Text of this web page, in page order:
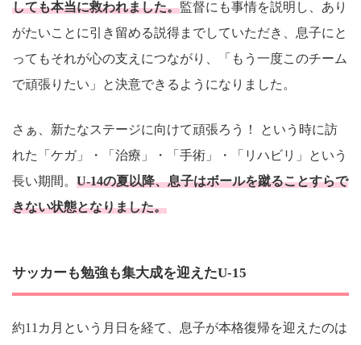
しても本当に救われました。監督にも事情を説明し、あり
がたいことに引き留める説得までしていただき、息子にと
ってもそれが心の支えにつながり、「もう一度このチーム
で頑張りたい」と決意できるようになりました。
さぁ、新たなステージに向けて頑張ろう！ という時に訪
れた「ケガ」・「治療」・「手術」・「リハビリ」という
長い期間。 U-14の夏以降、息子はボールを蹴ることすらで
きない状態となりました。
サッカーも勉強も集大成を迎えたU-15
約11カ月という月日を経て、息子が本格復帰を迎えたのは